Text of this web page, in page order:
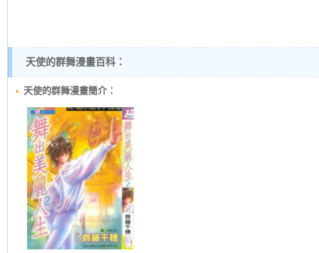
天使的群舞漫畫百科：
天使的群舞漫畫簡介：